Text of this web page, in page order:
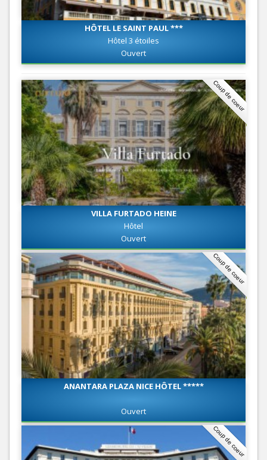
HÔTEL LE SAINT PAUL ***
Hôtel 3 étoiles
Ouvert
Coup de coeur
VILLA FURTADO HEINE
Hôtel
Ouvert
Coup de coeur
ANANTARA PLAZA NICE HÔTEL *****
Ouvert
Coup de coeur